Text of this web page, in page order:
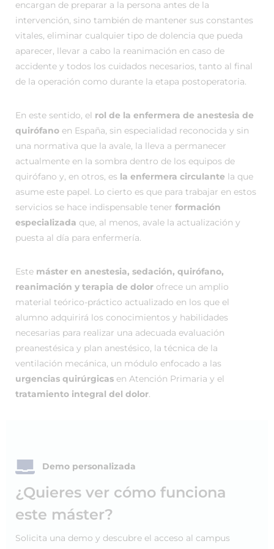
encargan de preparar a la persona antes de la
intervención, sino también de mantener sus constantes
vitales, eliminar cualquier tipo de dolencia que pueda
aparecer, llevar a cabo la reanimación en caso de
accidente y todos los cuidados necesarios, tanto al final
de la operación como durante la etapa postoperatoria.
En este sentido, el rol de la enfermera de anestesia de
quirófano en España, sin especialidad reconocida y sin
una normativa que la avale, la lleva a permanecer
actualmente en la sombra dentro de los equipos de
quirófano y, en otros, es la enfermera circulante la que
asume este papel. Lo cierto es que para trabajar en estos
servicios se hace indispensable tener formación
especializada que, al menos, avale la actualización y
puesta al día para enfermería.
Este máster en anestesia, sedación, quirófano,
reanimación y terapia de dolor ofrece un amplio
material teórico-práctico actualizado en los que el
alumno adquirirá los conocimientos y habilidades
necesarias para realizar una adecuada evaluación
preanestésica y plan anestésico, la técnica de la
ventilación mecánica, un módulo enfocado a las
urgencias quirúrgicas en Atención Primaria y el
tratamiento integral del dolor.
Demo personalizada
¿Quieres ver cómo funciona
este máster?
Solicita una demo y descubre el acceso al campus